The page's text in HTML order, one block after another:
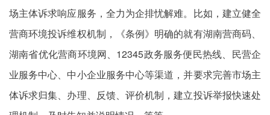
场主体诉求响应服务，全力为企排忧解难。比如，建立健全
营商环境投诉维权机制，《条例》明确的就有湖南营商码、
湖南省优化营商环境网、12345政务服务便民热线、民营企
业服务中心、中小企业服务中心等渠道，并要求完善市场主
体诉求归集、办理、反馈、评价机制，建立投诉举报快速处